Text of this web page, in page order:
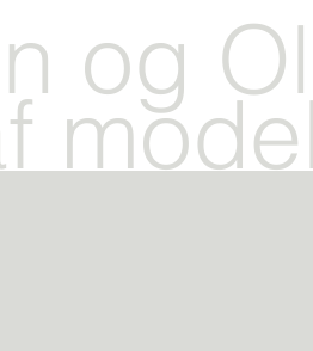
og